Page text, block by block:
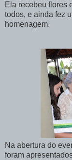
Ela recebeu flores
todos, e ainda fez
homenagem.
Na abertura do
foram